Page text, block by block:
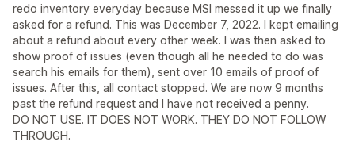
redo inventory everyday because MSI messed it up we finally
asked for a refund. This was December 7, 2022. I kept emailing
about a refund about every other week. I was then asked to
show proof of issues (even though all he needed to do was
search his emails for them), sent over 10 emails of proof of
issues. After this, all contact stopped. We are now 9 months
past the refund request and I have not received a penny.
DO NOT USE. IT DOES NOT WORK. THEY DO NOT FOLLOW
THROUGH.